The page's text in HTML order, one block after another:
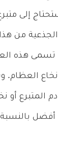
إلى
الجذعية من
تسمى هذه
نخاع العظام.
المتبرع أو
أفضل